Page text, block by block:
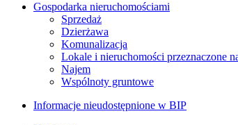
Gospodarka nieruchomościami
Sprzedaż
Dzierżawa
Komunalizacja
Lokale i nieruchomości przeznaczone
Najem
Wspólnoty gruntowe
Informacje nieudostępnione w BIP